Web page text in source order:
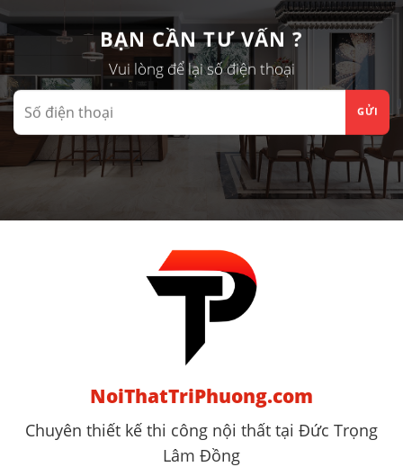
BẠN CẦN TƯ VẤN ?
Vui lòng để lại số điện thoại
NoiThatTriPhuong.com
Chuyên thiết kế thi công nội thất tại Đức Trọng
Lâm Đồng